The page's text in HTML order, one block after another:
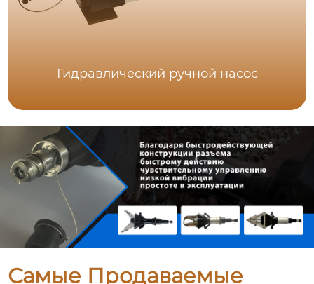
Гидравлический ручной насос
Самые Продаваемые